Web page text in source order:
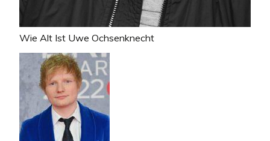
Wie Alt Ist Uwe Ochsenknecht